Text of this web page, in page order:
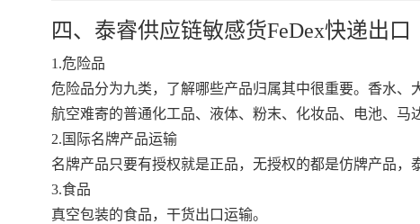
四、泰睿供应链敏感货FeDex快递出口
1.危险品
危险品分为九类，了解哪些产品归属其中很重要。香水、
航空难寄的普通化工品、液体、粉末、化妆品、电池、马
2.国际名牌产品运输
名牌产品只要有授权就是正品，无授权的都是仿牌产品，
3.食品
真空包装的食品，干货出口运输。